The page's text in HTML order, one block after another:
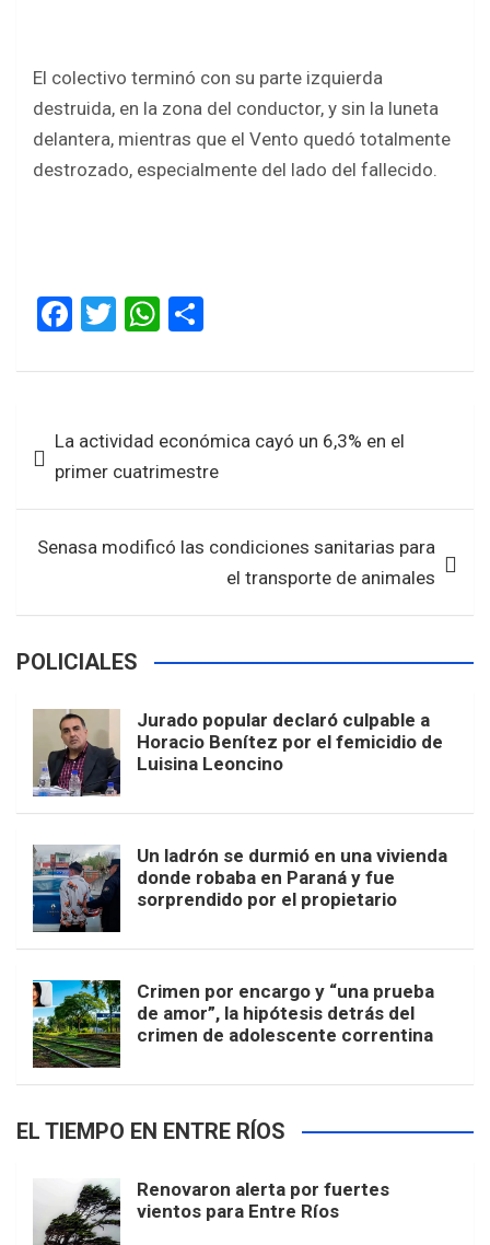
El colectivo terminó con su parte izquierda
destruida, en la zona del conductor, y sin la luneta
delantera, mientras que el Vento quedó totalmente
destrozado, especialmente del lado del fallecido.
F
ce
o
o
k
T
tt
W
at
A
p
p
ar
de
entradas
La actividad económica cayó un 6,3% en el
primer cuatrimestre
Senasa modificó las condiciones sanitarias para
el transporte de animales
POLICIALES
Jurado popular declaró culpable a
Horacio Benítez por el femicidio de
Luisina Leoncino
Un ladrón se durmió en una vivienda
donde robaba en Paraná y fue
sorprendido por el propietario
Crimen por encargo y “una prueba
de amor”, la hipótesis detrás del
crimen de adolescente correntina
EL TIEMPO EN ENTRE RÍOS
Renovaron alerta por fuertes
vientos para Entre Ríos